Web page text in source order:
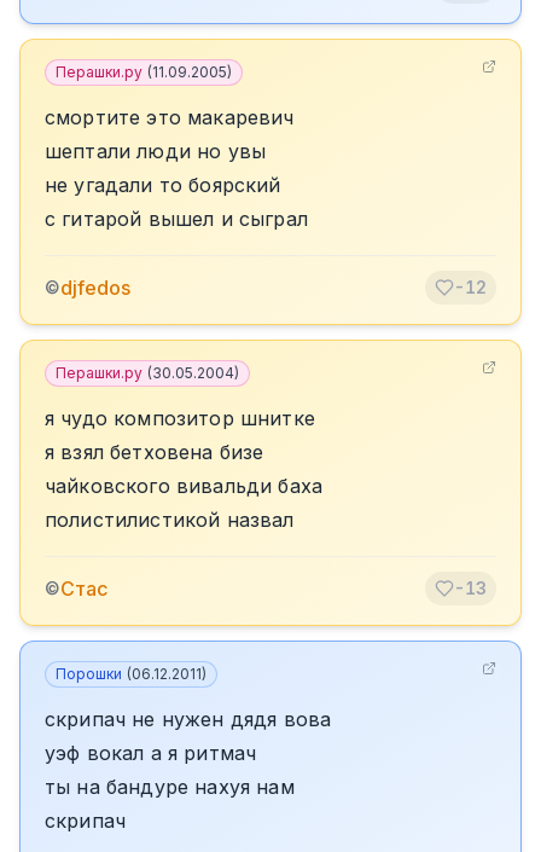
Перашки.ру (11.09.2005)
смортите это макаревич
шептали люди но увы
не угадали то боярский
с гитарой вышел и сыграл
©djfedos -12
Перашки.ру (30.05.2004)
я чудо композитор шнитке
я взял бетховена бизе
чайковского вивальди баха
полистилистикой назвал
©Стас -13
Порошки (06.12.2011)
скрипач не нужен дядя вова
уэф вокал а я ритмач
ты на бандуре нахуя нам
скрипач